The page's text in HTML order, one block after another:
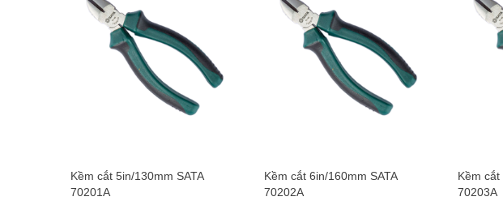
Kềm cắt 5in/130mm SATA
70201A
Kềm cắt 6in/160mm SATA
70202A
Kềm cắt
70203A